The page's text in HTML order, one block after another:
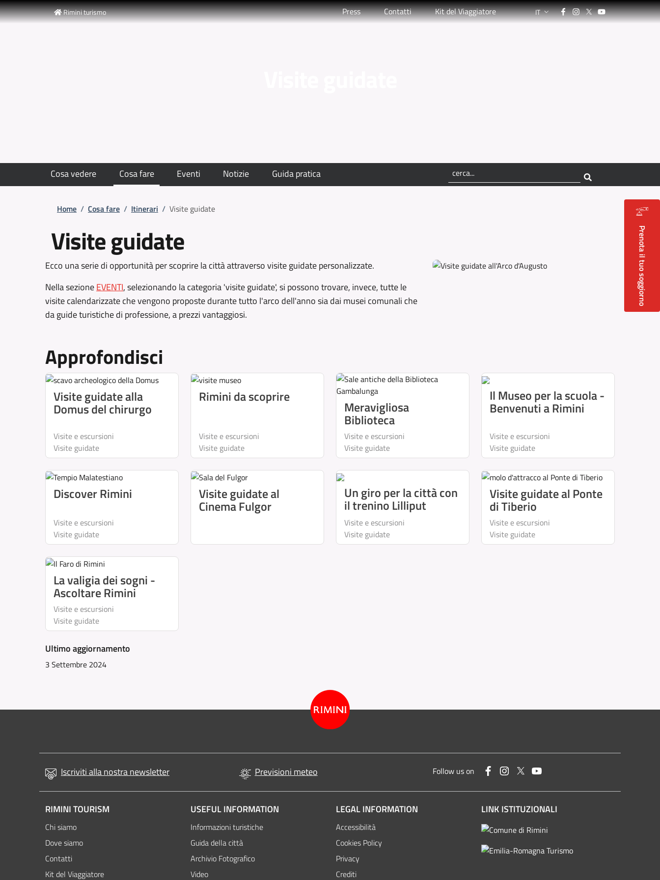
Prenota il tuo soggiorno
Salta al contenuto principale
Skip to footer content
Rimini turismoSlim top Press Contatti Kit del Viaggiatore LANGUAGE SWITCHER: CURRENT
IT Facebook
Instagram
TwitterYouTube
Cosa vedere Cosa fare Eventi Notizie Guida pratica
Briciole di pane
Home / Cosa fare / Itinerari / Visite guidate
Visite guidate
Ecco una serie di opportunità per scoprire la città attraverso visite guidate personalizzate.
Nella sezioneEVENTI, selezionando la categoria 'visite guidate', si possono trovare, invece, tutte le
visite calendarizzate che vengono proposte durante tutto l'arco dell'anno sia dai musei comunali che
da guide turistiche di professione, a prezzi vantaggiosi.
Approfondisci
Visite guidate alla
Domus del chirurgo
Visite e escursioni
Visite guidate
Rimini da scoprire
Visite e escursioni
Visite guidate
Meravigliosa
Biblioteca
Visite e escursioni
Visite guidate
Il Museo per la scuola -
Benvenuti a Rimini
Visite e escursioni
Visite guidate
Discover Rimini
Visite e escursioni
Visite guidate
Visite guidate al
Cinema Fulgor
Un giro per la città con
il trenino Lilliput
Visite e escursioni
Visite guidate
Visite guidate al Ponte
di Tiberio
Visite e escursioni
Visite guidate
La valigia dei sogni -
Ascoltare Rimini
Visite e escursioni
Visite guidate
Ultimo aggiornamento
3 Settembre 2024
Iscriviti alla nostra newsletter Previsioni meteo Follow us on FacebookInstagram
Twitter
RIMINI TOURISM
Chi siamo
Dove siamo
Contatti
Kit del Viaggiatore
USEFUL INFORMATION
Informazioni turistiche
Guida della città
Archivio Fotografico
Video
LEGAL INFORMATION
Accessibilità
Cookies Policy
Privacy
Crediti
LINK ISTITUZIONALI